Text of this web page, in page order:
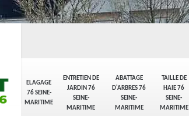
ELAGAGE
76 SEINE-
MARITIME
ENTRETIEN DE
JARDIN 76
SEINE-
MARITIME
ABATTAGE
D'ARBRES 76
SEINE-
MARITIME
TAILLE DE
HAIE 76
SEINE-
MARITIME